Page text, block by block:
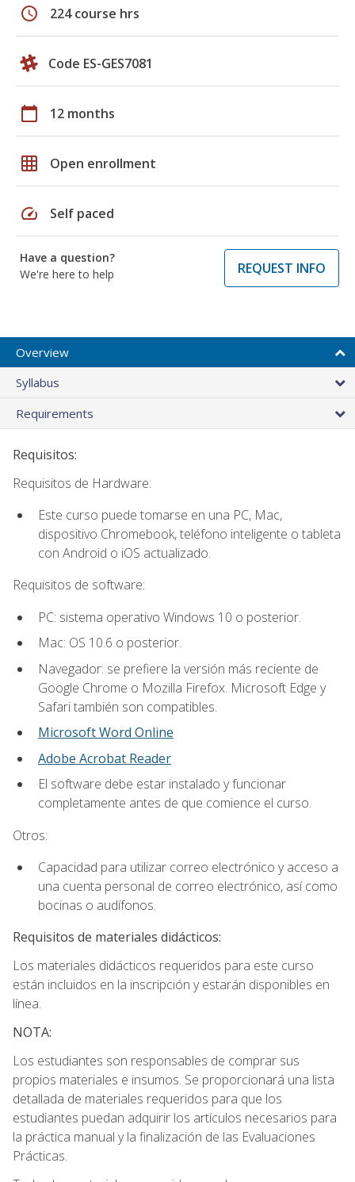
schedule 224 course hrs
Code ES-GES7081
calendar_today 12 months
grid_on Open enrollment
speed Self paced
Have a question?
We're here to help
REQUEST INFO
Overview
Syllabus
Requirements
Requisitos:
Requisitos de Hardware:
Este curso puede tomarse en una PC, Mac,
dispositivo Chromebook, teléfono inteligente o tableta
con Android o iOS actualizado.
Requisitos de software:
PC: sistema operativo Windows 10 o posterior.
Mac: OS 10.6 o posterior.
Navegador: se prefiere la versión más reciente de
Google Chrome o Mozilla Firefox. Microsoft Edge y
Safari también son compatibles.
Microsoft Word Online
Adobe Acrobat Reader
El software debe estar instalado y funcionar
completamente antes de que comience el curso.
Otros:
Capacidad para utilizar correo electrónico y acceso a
una cuenta personal de correo electrónico, así como
bocinas o audífonos.
Requisitos de materiales didácticos:
Los materiales didácticos requeridos para este curso
están incluidos en la inscripción y estarán disponibles en
línea.
NOTA:
Los estudiantes son responsables de comprar sus
propios materiales e insumos. Se proporcionará una lista
detallada de materiales requeridos para que los
estudiantes puedan adquirir los artículos necesarios para
la práctica manual y la finalización de las Evaluaciones
Prácticas.